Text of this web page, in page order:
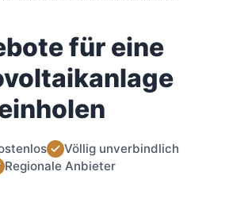
für eine
Völlig unverbindlich
Regionale Anbieter